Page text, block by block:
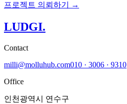
프로젝트 의뢰하기 →
LUDGI.
Contact
milli@molluhub.com010 · 3006 · 9310
Office
인천광역시 연수구